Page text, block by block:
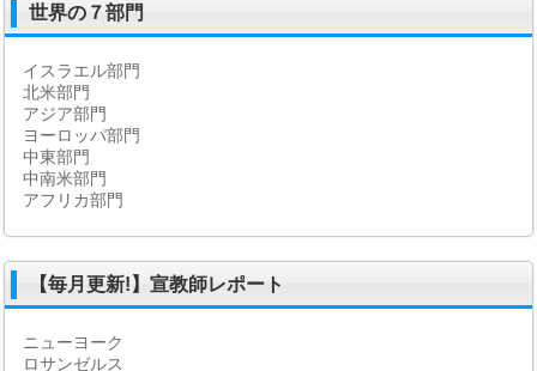
世界の７部門
イスラエル部門
北米部門
アジア部門
ヨーロッパ部門
中東部門
中南米部門
アフリカ部門
【毎月更新!】宣教師レポート
ニューヨーク
ロサンゼルス